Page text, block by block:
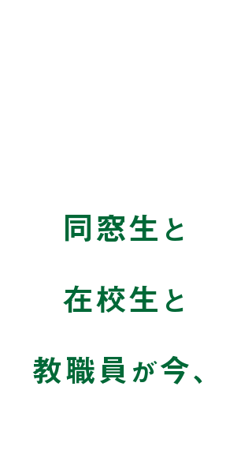
同窓生 と
在校生 と
教職員 が今、